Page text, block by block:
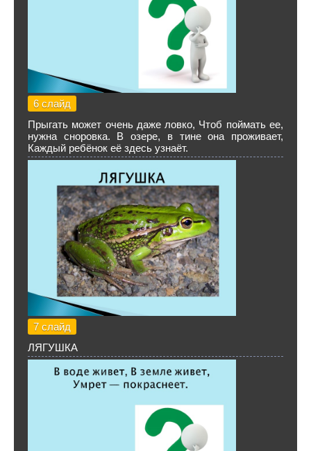
6 слайд
Прыгать может очень даже ловко, Чтоб поймать ее,
нужна сноровка. В озере, в тине она проживает,
Каждый ребёнок её здесь узнаёт.
7 слайд
ЛЯГУШКА